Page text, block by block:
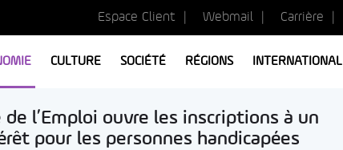
Espace Client Webmail Carrière
CULTURE SOCIÉTÉ RÉGIONS INTERNATIONAL
l’Emploi ouvre les inscriptions à un
pour les personnes handicapées